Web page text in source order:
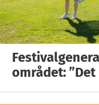
området: